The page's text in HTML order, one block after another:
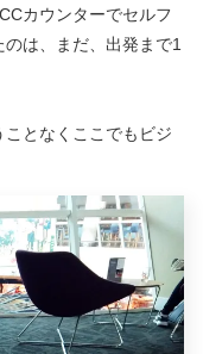
カウンターでセルフ
は、まだ、出発まで1
となくここでもビジ